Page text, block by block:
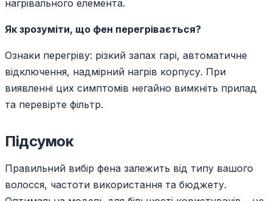
нагрівального елемента.
Як зрозуміти, що фен перегрівається?
Ознаки перегріву: різкий запах гарі, автоматичне
відключення, надмірний нагрів корпусу. При
виявленні цих симптомів негайно вимкніть прилад
та перевірте фільтр.
Підсумок
Правильний вибір фена залежить від типу вашого
волосся, частоти використання та бюджету.